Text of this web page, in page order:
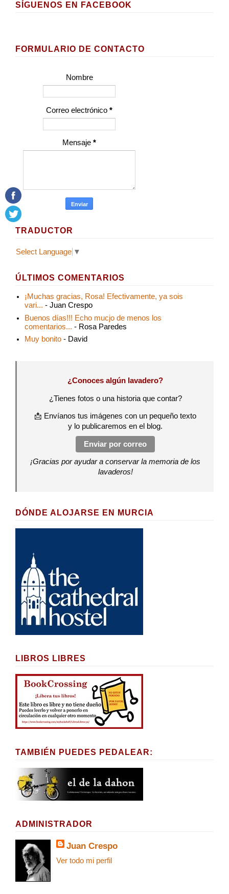
SÍGUENOS EN FACEBOOK
FORMULARIO DE CONTACTO
Nombre
Correo electrónico *
Mensaje *
TRADUCTOR
Select Language ▼
ÚLTIMOS COMENTARIOS
¡Muchas gracias, Rosa! Efectivamente, ya sois
vari... - Juan Crespo
Buenos días!!! Echo mucjo de menos los
comentarios... - Rosa Paredes
Muy bonito - David
¿Conoces algún lavadero?
¿Tienes fotos o una historia que contar?
📩 Envíanos tus imágenes con un pequeño texto
y lo publicaremos en el blog.
Enviar por correo
¡Gracias por ayudar a conservar la memoria de los
lavaderos!
DÓNDE ALOJARSE EN MURCIA
LIBROS LIBRES
TAMBIÉN PUEDES PEDALEAR:
ADMINISTRADOR
Juan Crespo
Ver todo mi perfil